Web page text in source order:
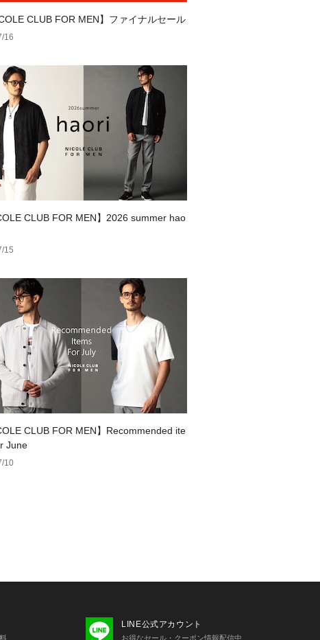
CLUB FOR MEN】ファイナルセール
16
CLUB FOR MEN】2026 summer hao
15
CLUB FOR MEN】Recommended ite
June
10
LINE公式アカウント
お得なセール・クーポン情報配信中